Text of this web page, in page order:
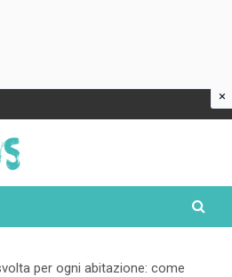
per ogni abitazione: come
×